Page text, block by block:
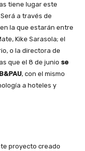
tiene lugar este
Será a través de
la que estarán entre
Kike Sarasola; el
o la directora de
que el 8 de junio se
, con el mismo
a hoteles y
proyecto creado